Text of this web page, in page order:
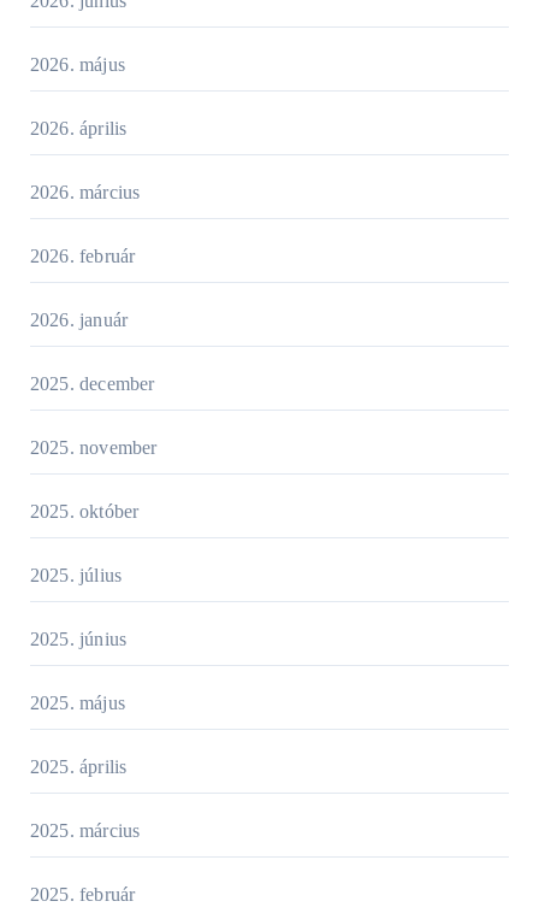
2026. május
2026. április
2026. március
2026. február
2026. január
2025. december
2025. november
2025. október
2025. július
2025. június
2025. május
2025. április
2025. március
2025. február